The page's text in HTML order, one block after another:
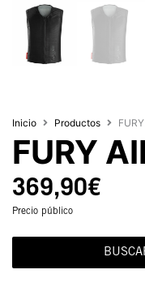
Inicio Productos
FURY
369,90€
Precio público